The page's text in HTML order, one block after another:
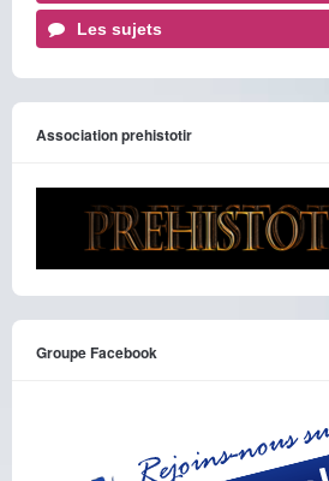
Les sujets
Association prehistotir
Groupe Facebook